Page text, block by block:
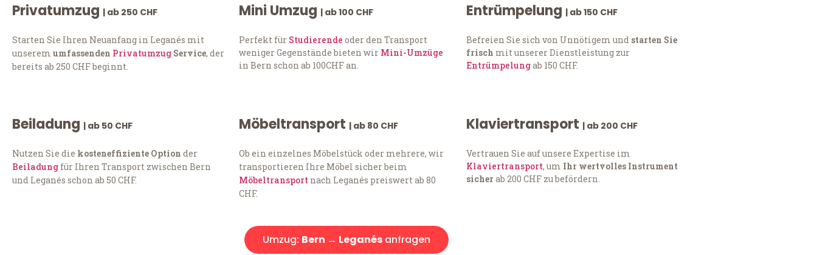
Privatumzug | ab 250 CHF
Starten Sie Ihren Neuanfang in Leganés mit
unserem umfassenden Privatumzug Service, der
bereits ab 250 CHF beginnt.
Mini Umzug | ab 100 CHF
Perfekt für Studierende oder den Transport
weniger Gegenstände bieten wir Mini-Umzüge
in Bern schon ab 100CHF an.
Entrümpelung | ab 150 CHF
Befreien Sie sich von Unnötigem und starten Sie
frisch mit unserer Dienstleistung zur
Entrümpelungab 150 CHF.
Beiladung | ab 50 CHF
Nutzen Sie die kosteneffiziente Option der
Beiladung für Ihren Transport zwischen Bern
und Leganés schon ab 50 CHF.
Möbeltransport | ab 80 CHF
Ob ein einzelnes Möbelstück oder mehrere, wir
transportieren Ihre Möbel sicher beim
Möbeltransport nach Leganés preiswert ab 80
CHF.
Klaviertransport | ab 200 CHF
Vertrauen Sie auf unsere Expertise im
Klaviertransport, um Ihr wertvolles Instrument
sicherab 200 CHF zu befördern.
Umzug: Bern → Leganés anfragen